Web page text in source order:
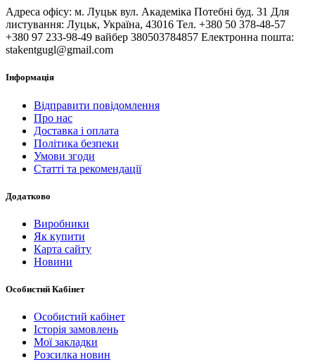
Адреса офісу: м. Луцьк вул. Академіка Потебні буд. 31 Для
листування: Луцьк, Україна, 43016 Тел. +380 50 378-48-57
+380 97 233-98-49 вайбер 380503784857 Електронна пошта:
stakentgugl@gmail.com
Інформація
Відправити повідомлення
Про нас
Доставка і оплата
Політика безпеки
Умови згоди
Статті та рекомендації
Додатково
Виробники
Як купити
Карта сайту
Новини
Особистий Кабінет
Особистий кабінет
Історія замовлень
Мої закладки
Розсилка новин